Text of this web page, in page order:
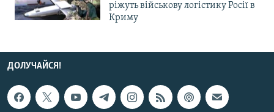
ріжуть військову логістику Росії в
Криму
ДОЛУЧАЙСЯ!